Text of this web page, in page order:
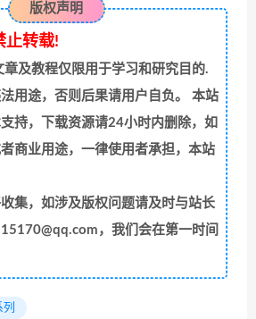
版权声明
止转载!
及教程仅限用于学习和研究目的.
用途，否则后果请用户自负。 本站
持，下载资源请24小时内删除，如
商业用途，一律使用者承担，本站
集，如涉及版权问题请及时与站长
，我们会在第一时间